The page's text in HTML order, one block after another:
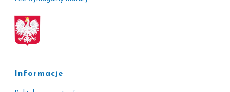
Informacje